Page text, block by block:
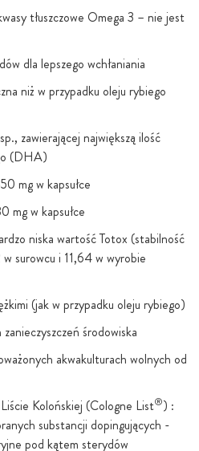
tłuszczowe Omega 3 – nie jest
dla lepszego wchłaniania
niż w przypadku oleju rybiego
zawierającej największą ilość
(DHA)
mg w kapsułce
mg w kapsułce
niska wartość Totox (stabilność
surowcu i 11,64 w wyrobie
(jak w przypadku oleju rybiego)
środowiska
akwakulturach wolnych od
Kolońskiej (Cologne List®) :
substancji dopingujących -
pod kątem sterydów